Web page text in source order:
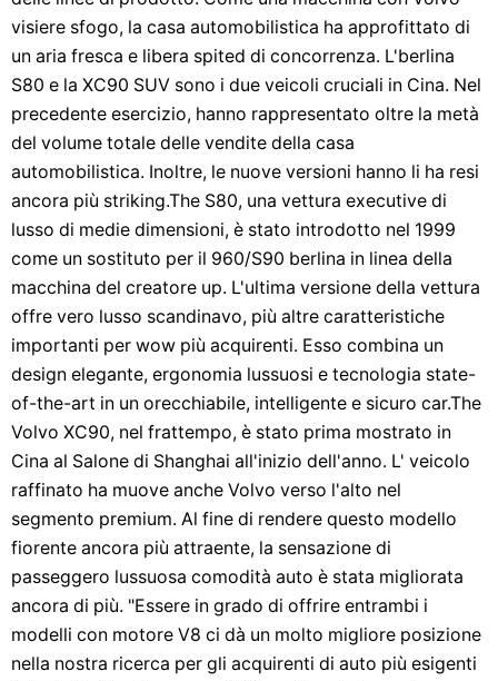
visiere sfogo, la casa automobilistica ha approfittato di
un aria fresca e libera spited di concorrenza. L'berlina
S80 e la XC90 SUV sono i due veicoli cruciali in Cina. Nel
precedente esercizio, hanno rappresentato oltre la metà
del volume totale delle vendite della casa
automobilistica. Inoltre, le nuove versioni hanno li ha resi
ancora più striking.The S80, una vettura executive di
lusso di medie dimensioni, è stato introdotto nel 1999
come un sostituto per il 960/S90 berlina in linea della
macchina del creatore up. L'ultima versione della vettura
offre vero lusso scandinavo, più altre caratteristiche
importanti per wow più acquirenti. Esso combina un
design elegante, ergonomia lussuosi e tecnologia state-
of-the-art in un orecchiabile, intelligente e sicuro car.The
Volvo XC90, nel frattempo, è stato prima mostrato in
Cina al Salone di Shanghai all'inizio dell'anno. L' veicolo
raffinato ha muove anche Volvo verso l'alto nel
segmento premium. Al fine di rendere questo modello
fiorente ancora più attraente, la sensazione di
passeggero lussuosa comodità auto è stata migliorata
ancora di più. "Essere in grado di offrire entrambi i
modelli con motore V8 ci dà un molto migliore posizione
nella nostra ricerca per gli acquirenti di auto più esigenti